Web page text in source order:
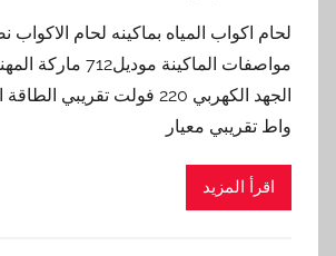
لحام اكواب المياه بماكينه لحام الاكواب
مواصفات الماكينة
واط تقريبي معيار
اقرأ المزيد